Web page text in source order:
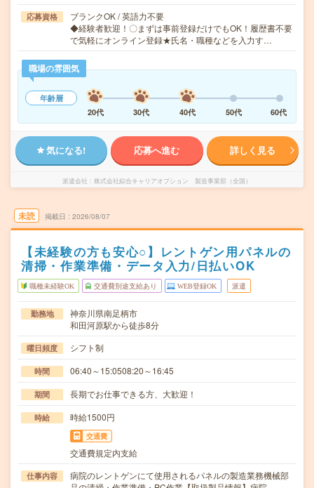
応募資格
ブランクOK / 英語力不要
◆経験者歓迎！〇まずは事前登録だけでもOK！履歴書不要
で気軽にオンライン登録★氏名・職種などを入力す…
職場の雰囲気
年齢層
20代
30代 40代 50代 60代
気になる! 応募へ進む 詳しく見る
派遣会社 株式会社綜合キャリアオプション 製造事業部（全国）
未読 掲載日 2026/08/07
【未経験の方も安心○】レントゲン用パネルの
清掃・作業準備・データ入力/日払いOK
職種未経験OK 交通費別途支給あり WEB登録OK 派遣
勤務地
神奈川県南足柄市
和田河原駅から徒歩8分
曜日頻度 シフト制
時間 06:40～15:0508:20～16:45
期間 長期でお仕事できる方、大歓迎！
時給 時給1500円
交通費
交通費規定内支給
仕事内容
病院のレントゲンにて使用されるパネルの製造業務機械部